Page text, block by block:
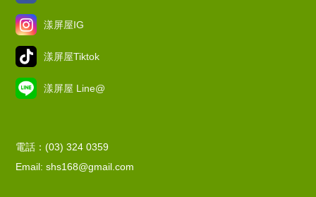
漾屏屋IG
漾屏屋Tiktok
漾屏屋 Line@
電話：(03) 324 0359
Email: shs168@gmail.com